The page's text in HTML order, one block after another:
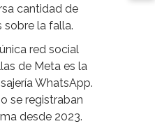
cantidad de
sobre la falla.
red social
de Meta es la
WhatsApp.
se registraban
desde 2023.